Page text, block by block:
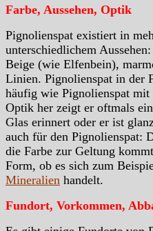
Farbe, Aussehen, Optik
Pignolienspat existiert in
unterschiedlichem
Beige (wie Elfenbein),
Linien. Pignolienspat in der
häufig wie Pignolienspat
Optik her zeigt er oftmals
Glas erinnert oder er ist
auch für den Pignolienspat:
die Farbe zur Geltung
Form, ob es sich zum
Mineralien handelt.
Fundort, Vorkommen,